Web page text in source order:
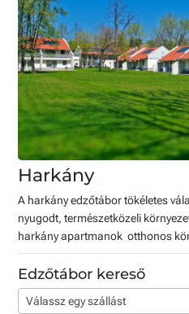
Harkány
A harkány edzőtábor tökéletes
nyugodt, természetközeli
harkány apartmanok otthonos
Edzőtábor kereső